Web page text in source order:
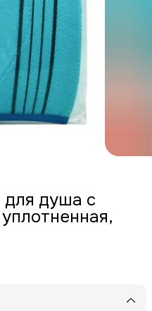
душа с